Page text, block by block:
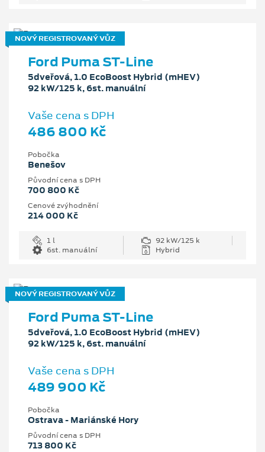
NOVÝ REGISTROVANÝ VŮZ
Ford Puma ST-Line
5dveřová, 1.0 EcoBoost Hybrid (mHEV)
92 kW/125 k, 6st. manuální
Vaše cena s DPH
486 800 Kč
Pobočka
Benešov
Původní cena s DPH
700 800 Kč
Cenové zvýhodnění
214 000 Kč
1 l
92 kW/125 k
6st. manuální
Hybrid
NOVÝ REGISTROVANÝ VŮZ
Ford Puma ST-Line
5dveřová, 1.0 EcoBoost Hybrid (mHEV)
92 kW/125 k, 6st. manuální
Vaše cena s DPH
489 900 Kč
Pobočka
Ostrava - Mariánské Hory
Původní cena s DPH
713 800 Kč